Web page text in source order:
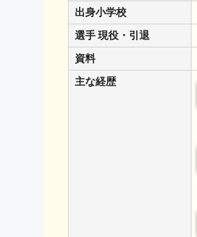
出身小学校
選手 現役・引退
資料
主な経歴